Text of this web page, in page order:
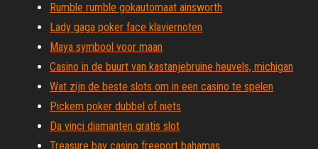
Rumble rumble gokautomaat ainsworth
Lady gaga poker face klaviernoten
Maya symbool voor maan
Casino in de buurt van kastanjebruine heuvels, michigan
Wat zijn de beste slots om in een casino te spelen
Pickem poker dubbel of niets
Da vinci diamanten gratis slot
Treasure bay casino freeport bahamas